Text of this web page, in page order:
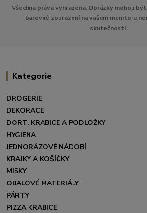
Všechna práva vyhrazena. Obrázky mohou
barevné zobrazení na vašem monitoru
skutečnosti.
Kategorie
DROGERIE
DEKORACE
DORT. KRABICE A PODLOŽKY
HYGIENA
JEDNORÁZOVÉ NÁDOBÍ
KRAJKY A KOŠÍČKY
MISKY
OBALOVÉ MATERIÁLY
PÁRTY
PIZZA KRABICE